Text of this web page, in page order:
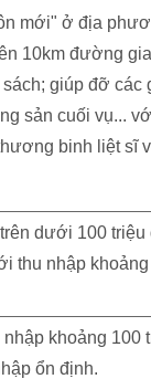
mới" ở địa
10km đường
giúp đỡ các
sản cuối vụ...
binh liệt sĩ
khoảng 100
ổn định.